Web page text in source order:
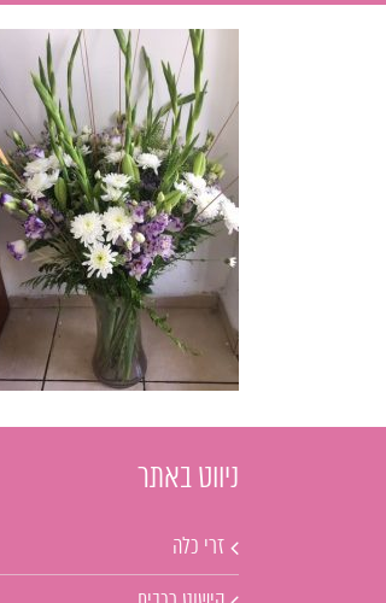
ניווט באתר
זרי כלה